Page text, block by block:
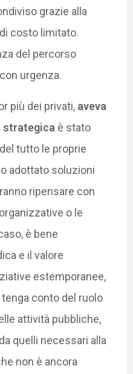
grazie alla
costo limitato.
del percorso
urgenza.
più dei privati, aveva
strategica è stato
tutto le proprie
adottato soluzioni
ripensare con
o le
è bene
e il valore
estemporanee,
conto del ruolo
attività pubbliche,
quelli necessari alla
non è ancora